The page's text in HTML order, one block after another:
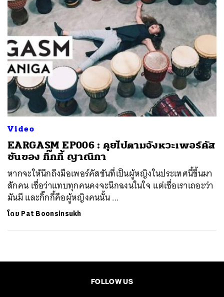
Video
EARGASM EP006 : คุยไปตามจังหวะเพอร์คัส
ชันของ กิ๊กกี้ ญาณิกา
หากจะให้นึกถึงมือเพอร์คัสชันที่เป็นผู้หญิงในประเทศนี้ขึ้นมา
สักคน เชื่อว่าแทบทุกคนคงจะนึกฉงนในใจ แต่เชื่อเราเถอะว่า
มันมี และกิ๊กกี้คือผู้หญิงคนนั้น ...
โดย Pat Boonsinsukh
FOLLOW US
ค้นหา
SHARE TWEET LINE EMAIL